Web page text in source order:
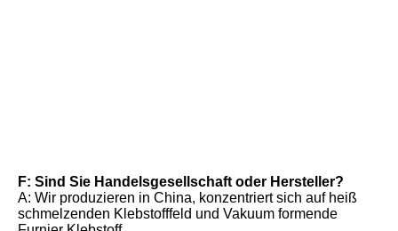
F: Sind Sie Handelsgesellschaft oder Hersteller?
A: Wir produzieren in China, konzentriert sich auf heiß
schmelzenden Klebstofffeld und Vakuum formende